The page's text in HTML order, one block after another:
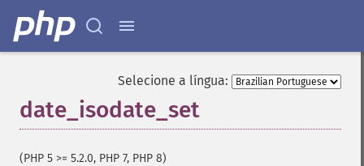
Selecione a língua:
date_isodate_set
(PHP 5 >= 5.2.0, PHP 7, PHP 8)